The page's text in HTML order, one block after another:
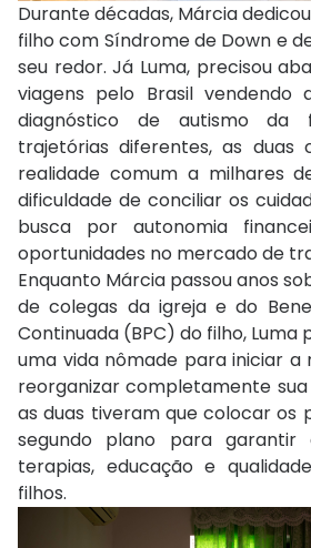
Durante décadas, Márcia
filho com Síndrome de Down e
seu redor. Já Luma, precisou
viagens pelo Brasil vendendo
diagnóstico de autismo da
trajetórias diferentes, as duas
realidade comum a milhares
dificuldade de conciliar os
busca por autonomia
oportunidades no mercado de
Enquanto Márcia passou anos
de colegas da igreja e do
Continuada (BPC) do filho,
uma vida nômade para iniciar a
reorganizar completamente
as duas tiveram que colocar os
segundo plano para garantir
terapias, educação e
filhos.